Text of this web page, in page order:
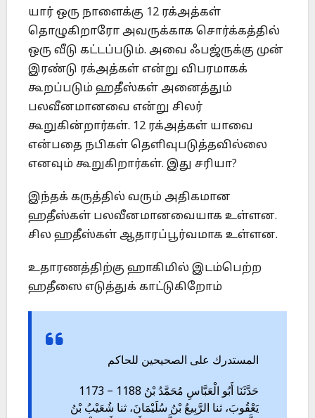
யார் ஒரு நாளைக்கு 12 ரக்அத்கள்
தொழுகிறாரோ அவருக்காக சொர்க்கத்தில்
ஒரு வீடு கட்டப்படும். அவை ஃபஜ்ருக்கு முன்
இரண்டு ரக்அத்கள் என்று விபரமாகக்
கூறப்படும் ஹதீஸ்கள் அனைத்தும்
பலவீனமானவை என்று சிலர்
கூறுகின்றார்கள். 12 ரக்அத்கள் யாவை
என்பதை நபிகள் தெளிவுபடுத்தவில்லை
எனவும் கூறுகிறார்கள். இது சரியா?
இந்தக் கருத்தில் வரும் அதிகமான
ஹதீஸ்கள் பலவீனமானவையாக உள்ளன.
சில ஹதீஸ்கள் ஆதாரப்பூர்வமாக உள்ளன.
உதாரணத்திற்கு ஹாகிமில் இடம்பெற்ற
ஹதீஸை எடுத்துக் காட்டுகிறோம்
المستدرك على الصحيحين للحاكم
1173 – 1188 حَدَّثَنَا أَبُو الْعَبَّاسِ مُحَمَّدُ بْنُ
يَعْقُوبَ، ثنا الرَّبِيعُ بْنُ سُلَيْمَانَ، ثنا شُعَيْبُ بْنُ